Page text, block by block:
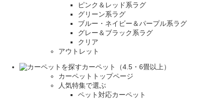
ピンク＆レッド系ラグ
グリーン系ラグ
ブルー・ネイビー＆パープル系ラグ
グレー＆ブラック系ラグ
クリア
アウトレット
カーペット（4.5・6畳以上）
カーペットトップページ
人気特集で選ぶ
ペット対応カーペット